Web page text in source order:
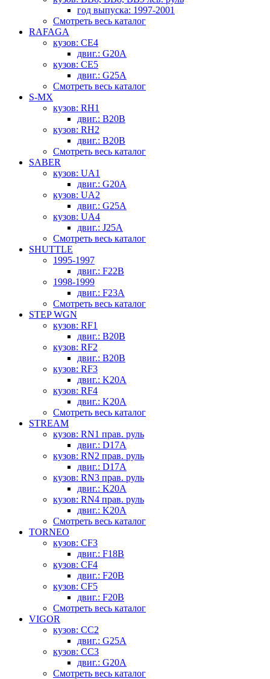
год выпуска: 1997-2001
Смотреть весь каталог
RAFAGA
кузов: CE4
двиг.: G20A
кузов: CE5
двиг.: G25A
Смотреть весь каталог
S-MX
кузов: RH1
двиг.: B20B
кузов: RH2
двиг.: B20B
Смотреть весь каталог
SABER
кузов: UA1
двиг.: G20A
кузов: UA2
двиг.: G25A
кузов: UA4
двиг.: J25A
Смотреть весь каталог
SHUTTLE
1995-1997
двиг.: F22B
1998-1999
двиг.: F23A
Смотреть весь каталог
STEP WGN
кузов: RF1
двиг.: B20B
кузов: RF2
двиг.: B20B
кузов: RF3
двиг.: K20A
кузов: RF4
двиг.: K20A
Смотреть весь каталог
STREAM
кузов: RN1 прав. руль
двиг.: D17A
кузов: RN2 прав. руль
двиг.: D17A
кузов: RN3 прав. руль
двиг.: K20A
кузов: RN4 прав. руль
двиг.: K20A
Смотреть весь каталог
TORNEO
кузов: CF3
двиг.: F18B
кузов: CF4
двиг.: F20B
кузов: CF5
двиг.: F20B
Смотреть весь каталог
VIGOR
кузов: CC2
двиг.: G25A
кузов: CC3
двиг.: G20A
Смотреть весь каталог